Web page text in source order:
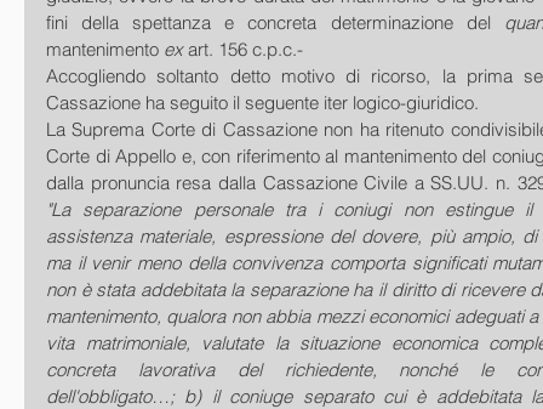
fini della spettanza e concreta determinazione del
mantenimento ex art. 156 c.p.c.-
Accogliendo soltanto detto motivo di ricorso, la prima
Cassazione ha seguito il seguente iter logico-giuridico.
La Suprema Corte di Cassazione non ha ritenuto
Corte di Appello e, con riferimento al mantenimento del
"La separazione personale tra i coniugi non estingue
assistenza materiale, espressione del dovere, più ampio,
ma il venir meno della convivenza comporta significati
non è stata addebitata la separazione ha il diritto di ricevere
mantenimento, qualora non abbia mezzi economici adeguati
vita matrimoniale, valutate la situazione economica
concreta lavorativa del richiedente, nonché le
dell'obbligato…; b) il coniuge separato cui è addebitata